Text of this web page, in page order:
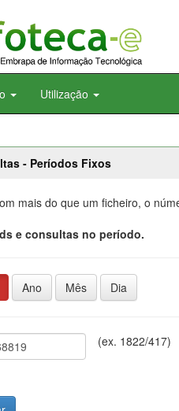
Utilização
- Períodos Fixos
mais do que um ficheiro, o
e consultas no período.
Ano Mês Dia
(ex. 1822/417)